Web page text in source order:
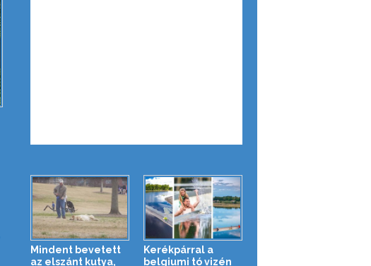
Mindent bevetett
az elszánt kutya,
Kerékpárral a
belgiumi tó vizén